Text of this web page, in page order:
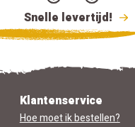
Snelle levertijd!
Klantenservice
Hoe moet ik bestellen?